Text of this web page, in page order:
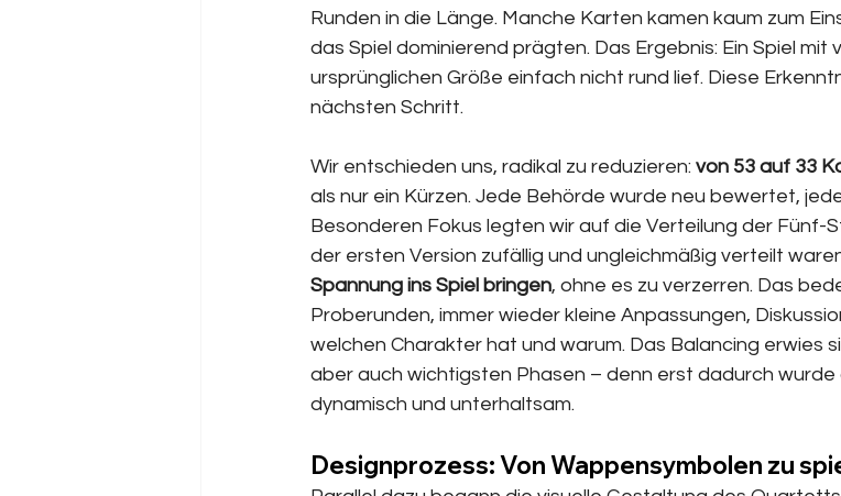
Runden in die Länge. Manche Karten kamen kaum zum
das Spiel dominierend prägten. Das Ergebnis: Ein Spiel mit
ursprünglichen Größe einfach nicht rund lief. Diese
nächsten Schritt.
Wir entschieden uns, radikal zu reduzieren: von 53 auf 33
als nur ein Kürzen. Jede Behörde wurde neu bewertet,
Besonderen Fokus legten wir auf die Verteilung der Fünf-
der ersten Version zufällig und ungleichmäßig verteilt
Spannung ins Spiel bringen, ohne es zu verzerren. Das
Proberunden, immer wieder kleine Anpassungen,
welchen Charakter hat und warum. Das Balancing erwies
aber auch wichtigsten Phasen – denn erst dadurch wurde
dynamisch und unterhaltsam.
Designprozess: Von Wappensymbolen zu